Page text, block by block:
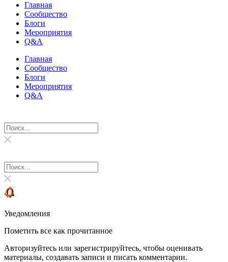
Главная
Сообщество
Блоги
Мероприятия
Q&A
Главная
Сообщество
Блоги
Мероприятия
Q&A
Уведомления
Пометить все как прочитанное
Авторизуйтесь или зарегистрируйтесь, чтобы оценивать
материалы, создавать записи и писать комментарии.